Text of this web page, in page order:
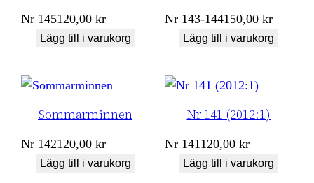
Nr 145120,00kr
Lägg till i varukorg
Nr 143-144150,00kr
Lägg till i varukorg
Sommarminnen
Nr 142120,00kr
Lägg till i varukorg
Nr 141 (2012:1)
Nr 141 120,00kr
Lägg till i varukorg